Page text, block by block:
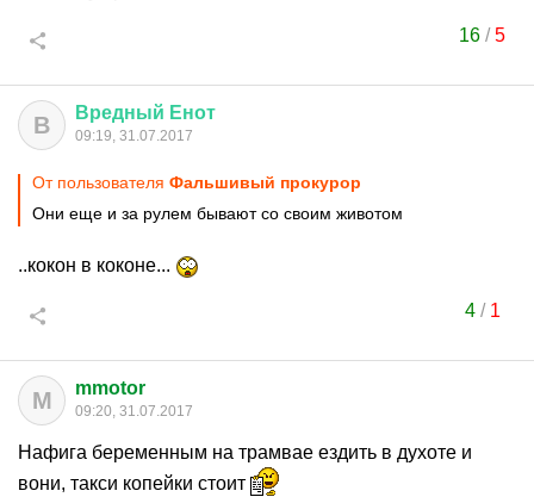
16 /5
В Вредный Енот
09:19, 31.07.2017
От пользователя Фальшивый прокурор
Они еще и за рулем бывают со своим животом
..кокон в коконе...
4/ 1
M mmotor
09:20, 31.07.2017
Нафига беременным на трамвае ездить в духоте и
вони, такси копейки стоит